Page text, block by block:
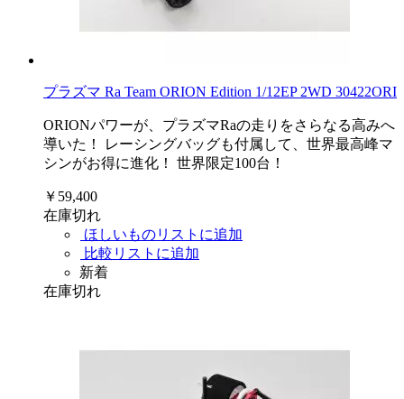
プラズマ Ra Team ORION Edition 1/12EP 2WD 30422ORI
ORIONパワーが、プラズマRaの走りをさらなる高みへ
導いた！ レーシングバッグも付属して、世界最高峰マ
シンがお得に進化！ 世界限定100台！
￥59,400
在庫切れ
ほしいものリストに追加
比較リストに追加
新着
在庫切れ